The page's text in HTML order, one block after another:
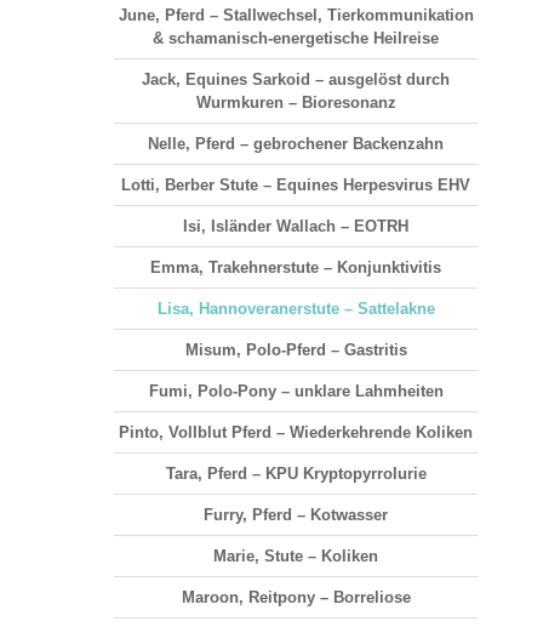
June, Pferd – Stallwechsel, Tierkommunikation
& schamanisch-energetische Heilreise
Jack, Equines Sarkoid – ausgelöst durch
Wurmkuren – Bioresonanz
Nelle, Pferd – gebrochener Backenzahn
Lotti, Berber Stute – Equines Herpesvirus EHV
Isi, Isländer Wallach – EOTRH
Emma, Trakehnerstute – Konjunktivitis
Lisa, Hannoveranerstute – Sattelakne
Misum, Polo-Pferd – Gastritis
Fumi, Polo-Pony – unklare Lahmheiten
Pinto, Vollblut Pferd – Wiederkehrende Koliken
Tara, Pferd – KPU Kryptopyrrolurie
Furry, Pferd – Kotwasser
Marie, Stute – Koliken
Maroon, Reitpony – Borreliose